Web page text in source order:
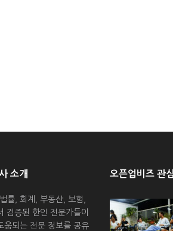
소개
률, 회계, 부동산, 보험,
검증된 한인 전문가들이
움되는 전문 정보를 공유
오픈업비즈 관